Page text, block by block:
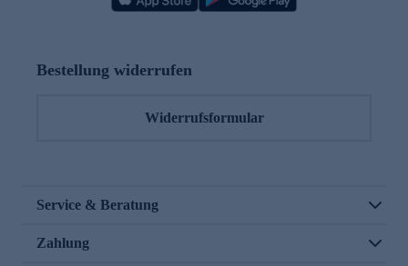
Bestellung widerrufen
Widerrufsformular
Service & Beratung
Zahlung